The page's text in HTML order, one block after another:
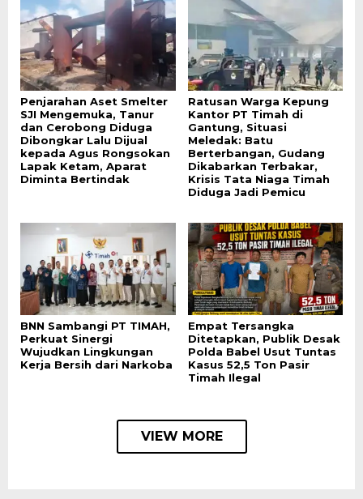
Penjarahan Aset Smelter
SJI Mengemuka, Tanur
dan Cerobong Diduga
Dibongkar Lalu Dijual
kepada Agus Rongsokan
Lapak Ketam, Aparat
Diminta Bertindak
Ratusan Warga Kepung
Kantor PT Timah di
Gantung, Situasi
Meledak: Batu
Berterbangan, Gudang
Dikabarkan Terbakar,
Krisis Tata Niaga Timah
Diduga Jadi Pemicu
BNN Sambangi PT TIMAH,
Perkuat Sinergi
Wujudkan Lingkungan
Kerja Bersih dari Narkoba
Empat Tersangka
Ditetapkan, Publik Desak
Polda Babel Usut Tuntas
Kasus 52,5 Ton Pasir
Timah Ilegal
VIEW MORE